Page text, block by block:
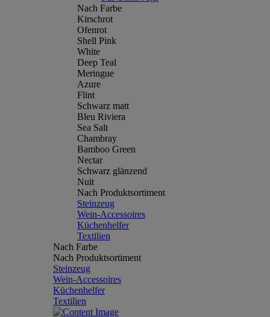
Nach Farbe
Kirschrot
Ofenrot
Shell Pink
White
Deep Teal
Meringue
Azure
Flint
Schwarz matt
Bleu Riviera
Sea Salt
Chambray
Bamboo Green
Nectar
Schwarz glänzend
Nuit
Nach Produktsortiment
Steinzeug
Wein-Accessoires
Küchenhelfer
Textilien
Nach Farbe
Nach Produktsortiment
Steinzeug
Wein-Accessoires
Küchenhelfer
Textilien